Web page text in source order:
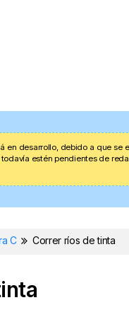
en desarrollo, debido a que
estén pendientes de
C Correr ríos de tinta